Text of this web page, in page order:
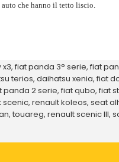
che hanno il tetto liscio.
, fiat panda 3° serie, fiat
terios, daihatsu xenia, fiat
panda 2 serie, fiat qubo, fiat
scenic, renault koleos, seat
, touareg, renault scenic III,